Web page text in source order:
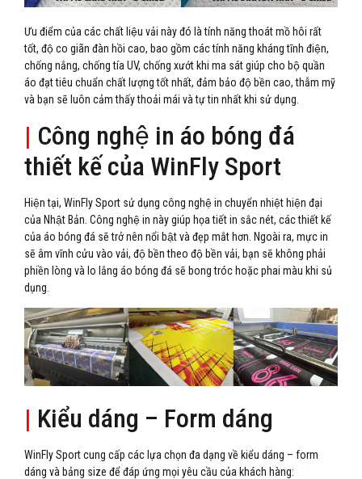
Ưu điểm của các chất liệu vải này đó là tính năng thoát mồ hôi rất
tốt, độ co giãn đàn hồi cao, bao gồm các tính năng kháng tĩnh điện,
chống nắng, chống tía UV, chống xướt khi ma sát giúp cho bộ quần
áo đạt tiêu chuẩn chất lượng tốt nhất, đảm bảo độ bền cao, thẫm mỹ
và bạn sẽ luôn cảm thấy thoải mái và tự tin nhất khi sử dụng.
| Công nghệ in áo bóng đá
thiết kế của WinFly Sport
Hiện tại, WinFly Sport sử dụng công nghệ in chuyển nhiệt hiện đại
của Nhật Bản. Công nghệ in này giúp họa tiết in sắc nét, các thiết kế
của áo bóng đá sẽ trở nên nổi bật và đẹp mắt hơn. Ngoài ra, mực in
sẽ âm vĩnh cửu vào vải, độ bền theo độ bền vải, bạn sẽ không phải
phiền lòng và lo lắng áo bóng đá sẽ bong tróc hoặc phai màu khi sủ
dụng.
| Kiểu dáng – Form dáng
WinFly Sport cung cấp các lựa chọn đa dạng về kiểu dáng – form
dáng và bảng size để đáp ứng mọi yêu cầu của khách hàng: